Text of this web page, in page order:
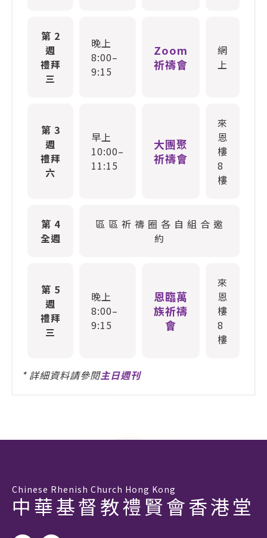
第 2
週
禮拜
三
晚上
8:00–
9:15
Zoom
祈禱會
網
上
第 3
週
禮拜
六
早上
10:00–
11:15
大團聚
祈禱會
來
恩
樓
8
樓
第 4
全週
區 區 祈 禱 圈 各 自 組 合 邀
約
第 5
週
禮拜
三
晚上
8:00–
9:15
恩臨萬
族祈禱
會
來
恩
樓
8
樓
* 詳細資料請參閱主日週刊
Chinese Rhenish Church Hong Kong
中華基督教禮賢會香港堂